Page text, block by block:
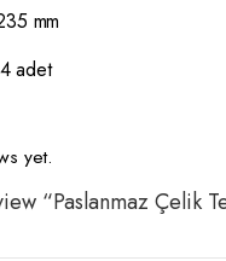
mm
adet
yet.
“Paslanmaz Çelik